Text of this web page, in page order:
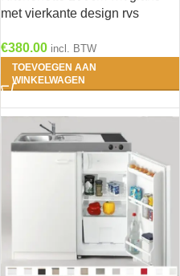
met vierkante design rvs
€380.00 incl. BTW
TOEVOEGEN AAN
WINKELWAGEN